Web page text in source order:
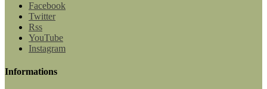
Facebook
Twitter
Rss
YouTube
Instagram
Informations